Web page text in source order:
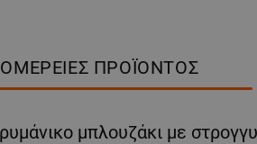
ΠΡΟΪΌΝΤΟΣ
μπλουζάκι με